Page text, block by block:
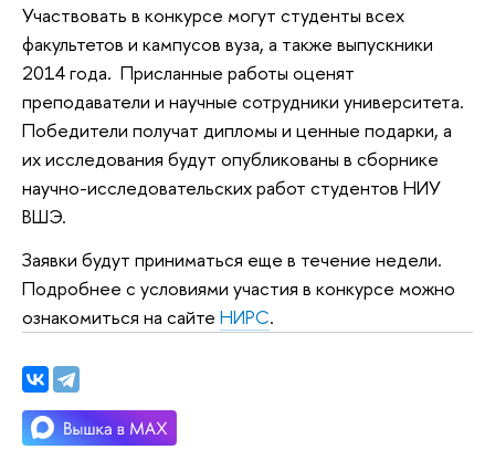
Участвовать в конкурсе могут студенты всех
факультетов и кампусов вуза, а также выпускники
2014 года. Присланные работы оценят
преподаватели и научные сотрудники университета.
Победители получат дипломы и ценные подарки, а
их исследования будут опубликованы в сборнике
научно-исследовательских работ студентов НИУ
ВШЭ.
Заявки будут приниматься еще в течение недели.
Подробнее с условиями участия в конкурсе можно
ознакомиться на сайте НИРС.